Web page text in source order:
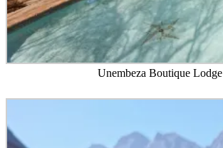
Unembeza Boutique Lodge